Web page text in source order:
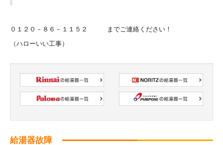
０１２０－８６－１１５２ までご連絡ください！
（ハローいい工事）
給湯器故障